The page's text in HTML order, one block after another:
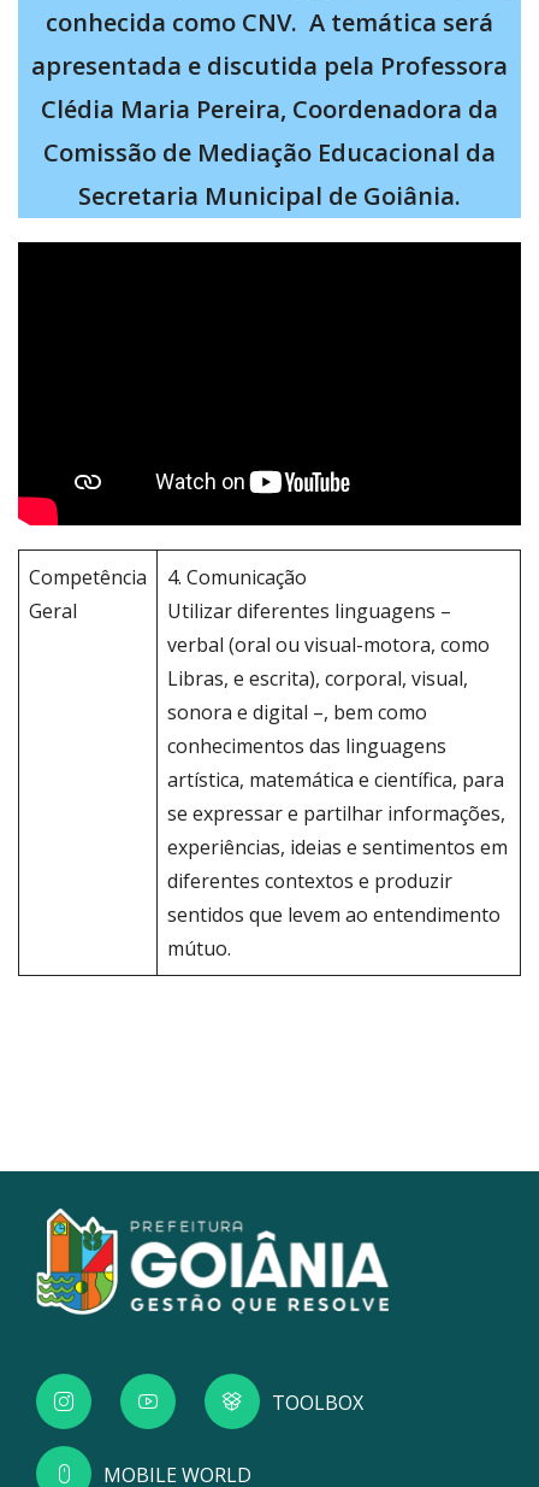
conhecida como CNV. A temática será
apresentada e discutida pela Professora
Clédia Maria Pereira, Coordenadora da
Comissão de Mediação Educacional da
Secretaria Municipal de Goiânia.
Competência
Geral
4. Comunicação
Utilizar diferentes linguagens –
verbal (oral ou visual-motora, como
Libras, e escrita), corporal, visual,
sonora e digital –, bem como
conhecimentos das linguagens
artística, matemática e científica, para
se expressar e partilhar informações,
experiências, ideias e sentimentos em
diferentes contextos e produzir
sentidos que levem ao entendimento
mútuo.
TOOLBOX
MOBILE WORLD